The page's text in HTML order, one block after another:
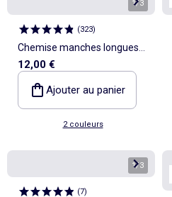
1/3
(323)
Chemise manches longues
oxford
12,00 €
Ajouter au panier
2 couleurs
1/3
(7)